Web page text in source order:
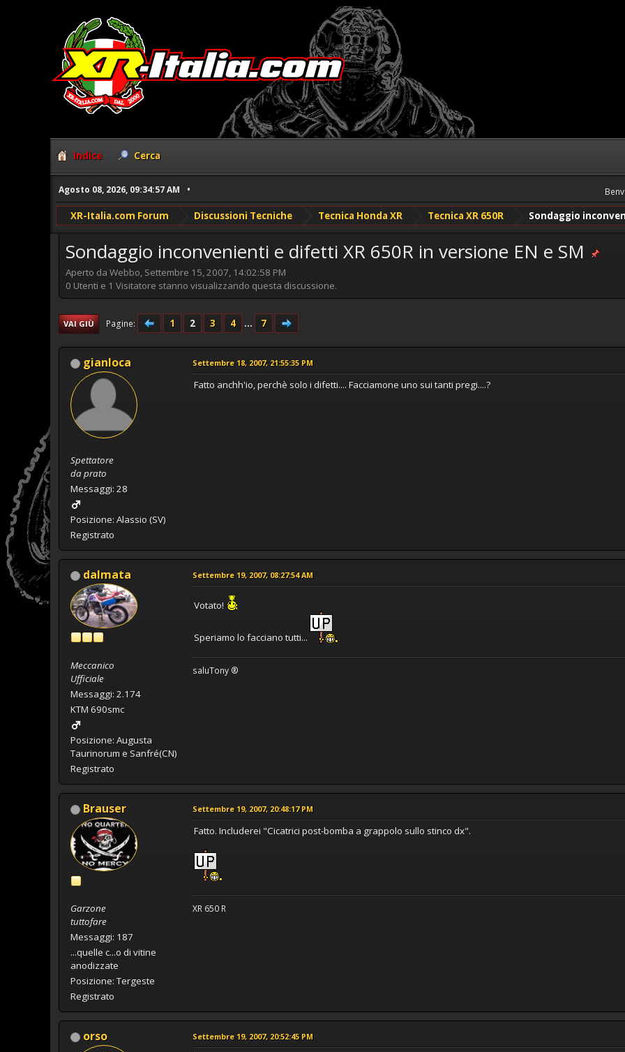
Indice Cerca
Agosto 08, 2026, 09:34:57 AM
XR-Italia.com Forum Discussioni Tecniche Tecnica Honda XR Tecnica XR 650R Sondaggio
Sondaggio inconvenienti e difetti XR 650R in versione EN e SM
Aperto da Webbo, Settembre 15, 2007, 14:02:58 PM
0 Utenti e 1 Visitatore stanno visualizzando questa discussione.
VAI GIÙ Pagine 1 2 3 4 ... 7
gianloca
Spettatore
da prato
Messaggi: 28
Posizione: Alassio (SV)
Registrato
Settembre 18, 2007, 21:55:35 PM
Fatto anchh'io, perchè solo i difetti.... Facciamone uno sui tanti pregi....?
dalmata
Meccanico
Ufficiale
Messaggi: 2.174
KTM 690smc
Posizione: Augusta
Taurinorum e Sanfré(CN)
Registrato
Settembre 19, 2007, 08:27:54 AM
Votato!
Speriamo lo facciano tutti...
saluTony ®
Brauser
Garzone
tuttofare
Messaggi: 187
...quelle c...o di vitine
anodizzate
Posizione: Tergeste
Registrato
Settembre 19, 2007, 20:48:17 PM
Fatto. Includerei "Cicatrici post-bomba a grappolo sullo stinco dx".
XR 650 R
orso Settembre 19, 2007, 20:52:45 PM